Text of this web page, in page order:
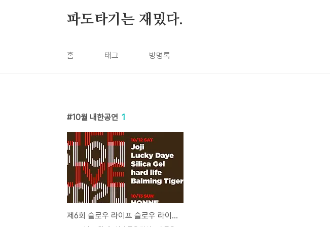
파도타기는 재밌다.
홈 태그 방명록
10월 내한공연 1
제6회 슬로우 라이프 슬로우 라이브 2024 티켓 예매 라인업 (페기 구 Peggy Gou)